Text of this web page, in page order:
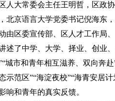
人大常委会主任王明哲，区政
北京语言大学党委书记倪海东
区委宣传部、区人才工作局、
述了中学、大学、择业、创业
城市和青年相互滋养、双向奔
示范区”“海淀夜校”“海青安居
响和青年的真实反馈。